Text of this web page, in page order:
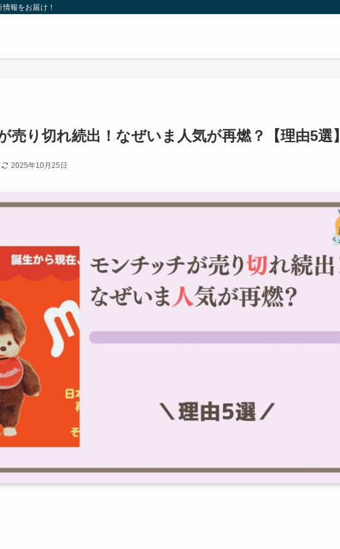
報をお届け！
売り切れ続出！なぜいま人気が再燃？【理由5選】
2025年10月25日